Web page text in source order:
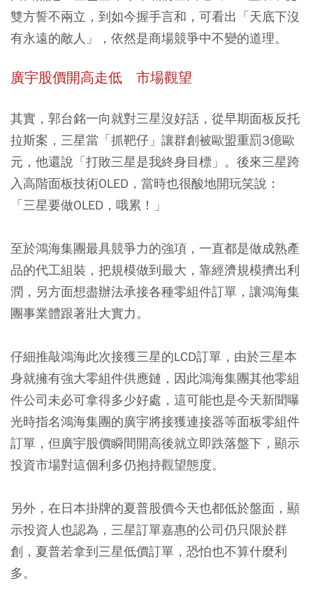
雙方誓不兩立，到如今握手言和，可看出「天底下沒
有永遠的敵人」，依然是商場競爭中不變的道理。
廣宇股價開高走低 市場觀望
其實，郭台銘一向就對三星沒好話，從早期面板反托
拉斯案，三星當「抓靶仔」讓群創被歐盟重罰3億歐
元，他還說「打敗三星是我終身目標」。後來三星跨
入高階面板技術OLED，當時也很酸地開玩笑說：
「三星要做OLED，哦累！」
至於鴻海集團最具競爭力的強項，一直都是做成熟產
品的代工組裝，把規模做到最大，靠經濟規模擠出利
潤，另方面想盡辦法承接各種零組件訂單，讓鴻海集
團事業體跟著壯大實力。
仔細推敲鴻海此次接獲三星的LCD訂單，由於三星本
身就擁有強大零組件供應鏈，因此鴻海集團其他零組
件公司未必可拿得多少好處，這可能也是今天新聞曝
光時指名鴻海集團的廣宇將接獲連接器等面板零組件
訂單，但廣宇股價瞬間開高後就立即跌落盤下，顯示
投資市場對這個利多仍抱持觀望態度。
另外，在日本掛牌的夏普股價今天也都低於盤面，顯
示投資人也認為，三星訂單嘉惠的公司仍只限於群
創，夏普若拿到三星低價訂單，恐怕也不算什麼利
多。